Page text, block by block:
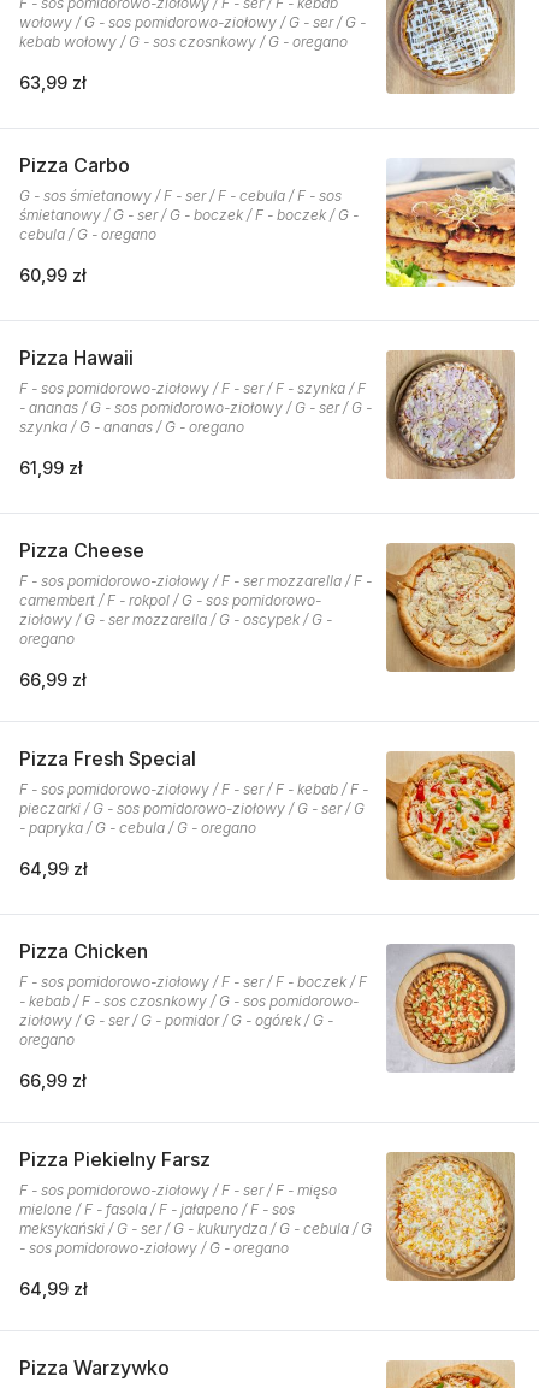
wołowy / G - sos pomidorowo-ziołowy / G - ser / G -
kebab wołowy / G - sos czosnkowy / G - oregano
63,99 zł
Pizza Carbo
G - sos śmietanowy / F - ser / F - cebula / F - sos
śmietanowy / G - ser / G - boczek / F - boczek / G -
cebula / G - oregano
60,99 zł
Pizza Hawaii
F - sos pomidorowo-ziołowy / F - ser / F - szynka / F
- ananas / G - sos pomidorowo-ziołowy / G - ser / G -
szynka / G - ananas / G - oregano
61,99 zł
Pizza Cheese
F - sos pomidorowo-ziołowy / F - ser mozzarella / F -
camembert / F - rokpol / G - sos pomidorowo-
ziołowy / G - ser mozzarella / G - oscypek / G -
oregano
66,99 zł
Pizza Fresh Special
F - sos pomidorowo-ziołowy / F - ser / F - kebab / F -
pieczarki / G - sos pomidorowo-ziołowy / G - ser / G
- papryka / G - cebula / G - oregano
64,99 zł
Pizza Chicken
F - sos pomidorowo-ziołowy / F - ser / F - boczek / F
- kebab / F - sos czosnkowy / G - sos pomidorowo-
ziołowy / G - ser / G - pomidor / G - ogórek / G -
oregano
66,99 zł
Pizza Piekielny Farsz
F - sos pomidorowo-ziołowy / F - ser / F - mięso
mielone / F - fasola / F - jałapeno / F - sos
meksykański / G - ser / G - kukurydza / G - cebula / G
- sos pomidorowo-ziołowy / G - oregano
64,99 zł
Pizza Warzywko